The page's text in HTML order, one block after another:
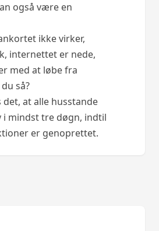
også være en
ikke virker,
internettet er nede,
med at løbe fra
så?
at alle husstande
i mindst tre døgn, indtil
er genoprettet.